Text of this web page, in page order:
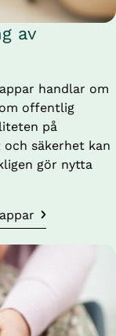
av
handlar om
offentlig
på
säkerhet kan
gör nytta